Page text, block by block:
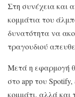
Στη συνέχεια και
κομμάτια του
δυνατότητα να
τραγουδιού
Μετά η εφαρμογή
στο app του
κομμάτι, αλλά και